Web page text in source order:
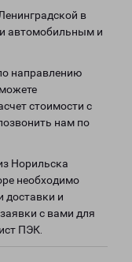
в
автомобильным и
направлению
стоимости с
нам по
Норильска
необходимо
доставки и
с вами для
ПЭК.